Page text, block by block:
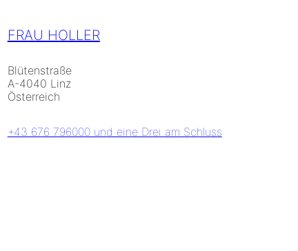
FRAU HOLLER
Blütenstraße
A-4040 Linz
Österreich
+43 676 796000 und eine Drei am Schluss